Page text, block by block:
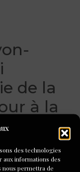
des technologies
aux informations des
nous permettra de
de la
à la